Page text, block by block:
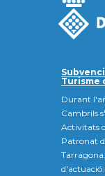
Turisme
Durant
Cambrils
Activitats
Patronat